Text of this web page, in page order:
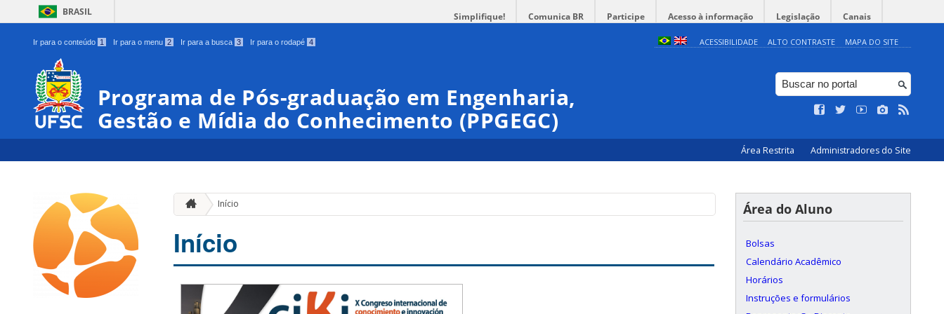
BRASIL Simplifique! Comunica BR Participe Acesso à informação Legislação Canais
Ir para o conteúdo 1 Ir para o menu 2 Ir para a busca 3 Ir para o rodapé 4 ACESSIBILIDADE ALTO CONTRASTE MAPA DO SITE
Programa de Pós-graduação em Engenharia,
Gestão e Mídia do Conhecimento (PPGEGC)
Área Restrita Administradores do Site
Início
Início
Área do Aluno
Bolsas
Calendário Acadêmico
Horários
Instruções e formulários